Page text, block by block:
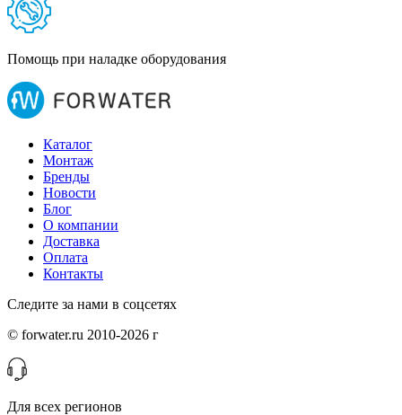
Помощь при наладке оборудования
Каталог
Монтаж
Бренды
Новости
Блог
О компании
Доставка
Оплата
Контакты
Следите за нами в соцсетях
© forwater.ru 2010-2026 г
Для всех регионов